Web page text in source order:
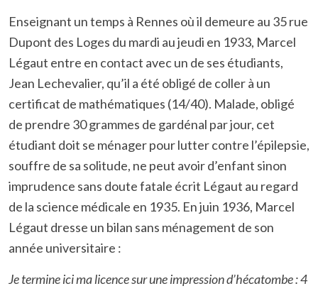
Enseignant un temps à Rennes où il demeure au 35 rue
Dupont des Loges du mardi au jeudi en 1933, Marcel
Légaut entre en contact avec un de ses étudiants,
Jean Lechevalier, qu’il a été obligé de coller à un
certificat de mathématiques (14/40). Malade, obligé
de prendre 30 grammes de gardénal par jour, cet
étudiant doit se ménager pour lutter contre l’épilepsie,
souffre de sa solitude, ne peut avoir d’enfant sinon
imprudence sans doute fatale écrit Légaut au regard
de la science médicale en 1935. En juin 1936, Marcel
Légaut dresse un bilan sans ménagement de son
année universitaire :
Je termine ici ma licence sur une impression d’hécatombe : 4